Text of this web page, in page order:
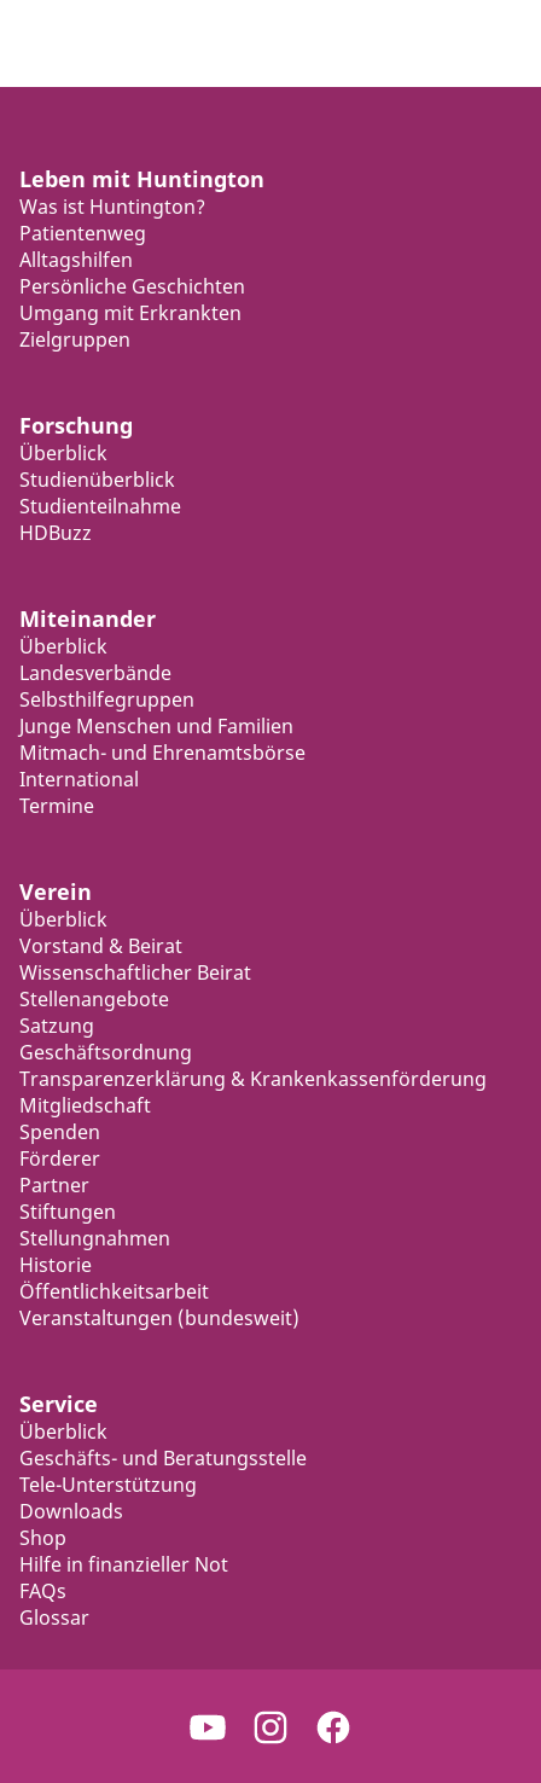
Leben mit Huntington
Was ist Huntington?
Patientenweg
Alltagshilfen
Persönliche Geschichten
Umgang mit Erkrankten
Zielgruppen
Forschung
Überblick
Studienüberblick
Studienteilnahme
HDBuzz
Miteinander
Überblick
Landesverbände
Selbsthilfegruppen
Junge Menschen und Familien
Mitmach- und Ehrenamtsbörse
International
Termine
Verein
Überblick
Vorstand & Beirat
Wissenschaftlicher Beirat
Stellenangebote
Satzung
Geschäftsordnung
Transparenzerklärung & Krankenkassenförderung
Mitgliedschaft
Spenden
Förderer
Partner
Stiftungen
Stellungnahmen
Historie
Öffentlichkeitsarbeit
Veranstaltungen (bundesweit)
Service
Überblick
Geschäfts- und Beratungsstelle
Tele-Unterstützung
Downloads
Shop
Hilfe in finanzieller Not
FAQs
Glossar